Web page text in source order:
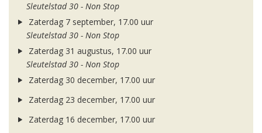
Sleutelstad 30 - Non Stop
Zaterdag 7 september, 17.00 uur
Sleutelstad 30 - Non Stop
Zaterdag 31 augustus, 17.00 uur
Sleutelstad 30 - Non Stop
Zaterdag 30 december, 17.00 uur
Zaterdag 23 december, 17.00 uur
Zaterdag 16 december, 17.00 uur